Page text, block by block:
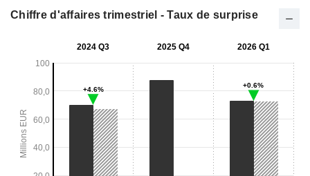
Chiffre d'affaires trimestriel - Taux de surprise